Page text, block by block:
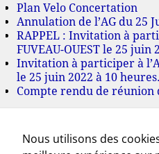
Plan Velo Concertation
Annulation de l’AG du 25
RAPPEL : Invitation à
FUVEAU-OUEST le 25 juin
Invitation à participer à
le 25 juin 2022 à 10 heures.
Compte rendu de réunion
juillet 2022
Nous utilisons des